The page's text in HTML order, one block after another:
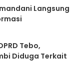
Langsung
Tebo,
Diduga Terkait